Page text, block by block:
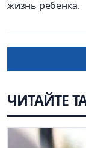
жизнь ребенка.
ЧИТАЙТЕ